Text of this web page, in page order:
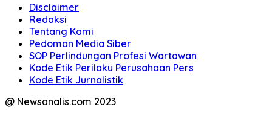
Disclaimer
Redaksi
Tentang Kami
Pedoman Media Siber
SOP Perlindungan Profesi Wartawan
Kode Etik Perilaku Perusahaan Pers
Kode Etik Jurnalistik
@ Newsanalis.com 2023